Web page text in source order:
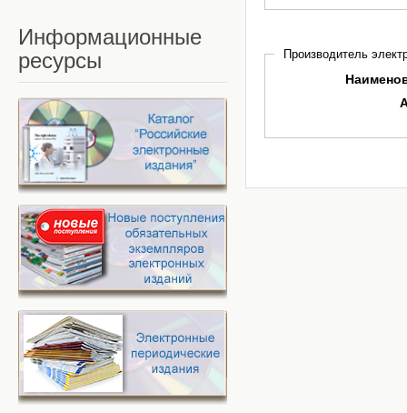
Производитель
Информационные
ресурсы